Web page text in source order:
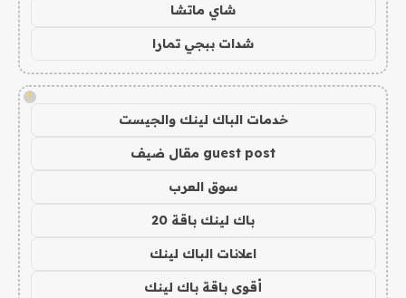
شاي ماتشا
شدات ببجي تمارا
!
خدمات الباك لينك والجيست
guest post مقال ضيف
سوق العرب
باك لينك باقة 20
اعلانات الباك لينك
أقوى باقة باك لينك